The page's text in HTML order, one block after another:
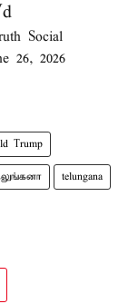
Social
26, 2026
Trump
telungana